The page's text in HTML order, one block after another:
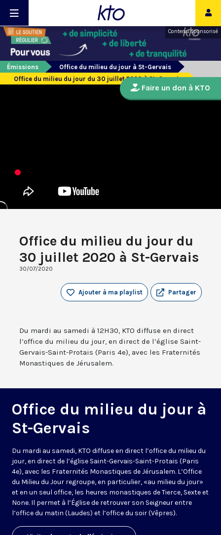
Contenu sponsorisé
Émissions
Office du milieu du jour à St-Gervais
Office du milieu du jour du 30 juillet 2020 à St-Gervais
Office du milieu du jour du
30 juillet 2020 à St-Gervais
30/07/2020
Partager
Ajouter à ma playlist
Du mardi au samedi à 12H30, KTO diffuse en direct
l’office du milieu du jour, en direct de l’église Saint-
Gervais-Saint-Protais (Paris 4e), avec les Fraternités
Monastiques de Jérusalem.
Office du milieu du jour à
St-Gervais
Du mardi au samedi, KTO diffuse en direct l’office du milieu du
jour, en direct de l’église Saint-Gervais-Saint-Protais (Paris
4e), avec les Fraternités Monastiques de Jérusalem. L’Office
du Milieu du Jour regroupe, en particulier, «au milieu du jour»
et en un seul office, les heures monastiques de Tierce, Sexte et
None. Il permet à l’Église de retrouver son Seigneur entre
l’office du matin (Laudes) et l’office du soir (Vêpres).
Faire un don à KTO